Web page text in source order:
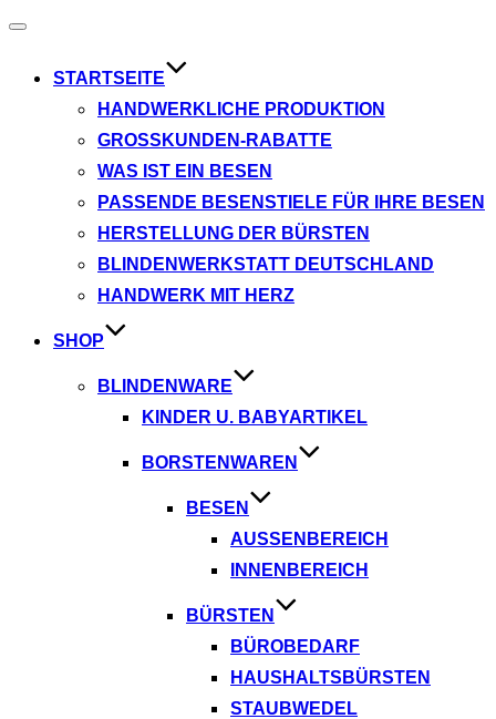
Navigation
STARTSEITE
HANDWERKLICHE PRODUKTION
GROSSKUNDEN-RABATTE
WAS IST EIN BESEN
PASSENDE BESENSTIELE FÜR IHRE BESEN
HERSTELLUNG DER BÜRSTEN
BLINDENWERKSTATT DEUTSCHLAND
HANDWERK MIT HERZ
SHOP
BLINDENWARE
KINDER U. BABYARTIKEL
BORSTENWAREN
BESEN
AUSSENBEREICH
INNENBEREICH
BÜRSTEN
BÜROBEDARF
HAUSHALTSBÜRSTEN
STAUBWEDEL